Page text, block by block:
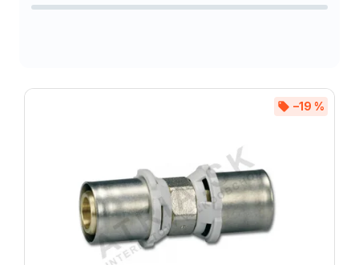
Abecedne
–19 %